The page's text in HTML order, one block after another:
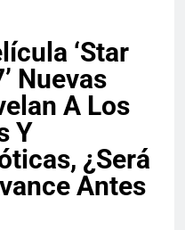
Ultra Max
a Precios
en México,
Argentina,
Perú ,
Costa Rica y
Atrás
Skin Care
Precios –
Masivos
Línea
Atrás
Flex RX en
– Descuentos
‘Star
Nuevas
A Los
Y
¿Será
Antes